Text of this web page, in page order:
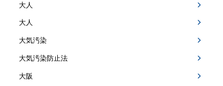
大人
大人
大気汚染
大気汚染防止法
大阪